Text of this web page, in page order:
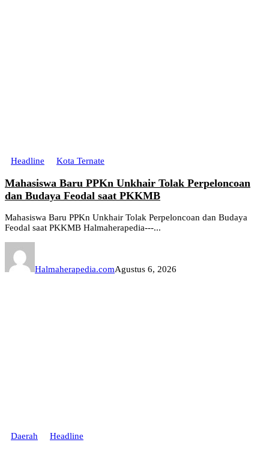
Headline Kota Ternate
Mahasiswa Baru PPKn Unkhair Tolak Perpeloncoan
dan Budaya Feodal saat PKKMB
Mahasiswa Baru PPKn Unkhair Tolak Perpeloncoan dan Budaya
Feodal saat PKKMB Halmaherapedia---...
Halmaherapedia.comAgustus 6, 2026
Daerah Headline